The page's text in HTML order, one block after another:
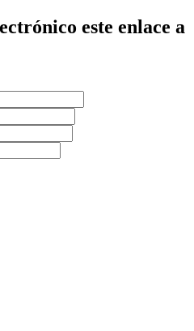
este enlace a